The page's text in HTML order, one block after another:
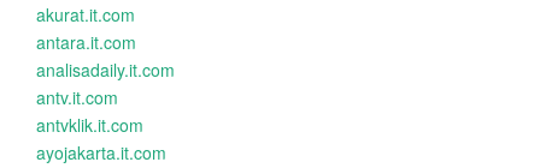
akurat.it.com
antara.it.com
analisadaily.it.com
antv.it.com
antvklik.it.com
ayojakarta.it.com